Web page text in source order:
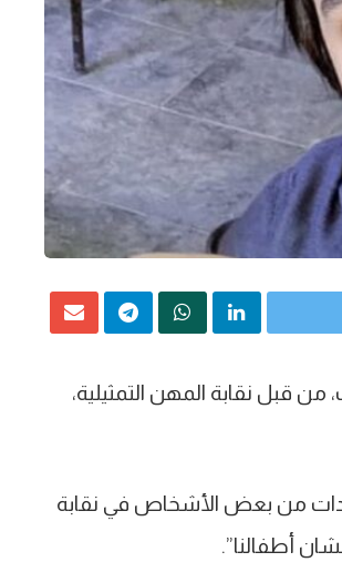
قبل نقابة المهن التمثيلية،
من بعض الأشخاص في نقابة
أطفالنا”.